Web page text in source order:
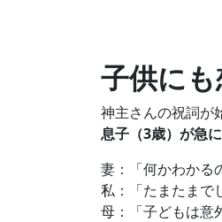
子供にも
神主さんの祝詞が
息子（3歳）が急
妻：「何かわかる
私：「たまたまで
母：「子どもは意